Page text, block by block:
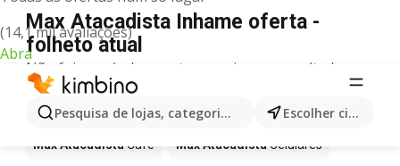
(14,1 mil avaliações)
Abra
Pesquisa de lojas, categorias,produtos... Escolher cidade
Max Atacadista Inhame oferta -
folheto atual
Não foi possível encontrar quaisquer resultados
para este termo.
Mais produtos em Max Atacadista
Max Atacadista Café Max Atacadista Celulares